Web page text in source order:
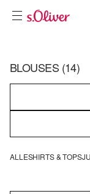
BLOUSES (14)
ALLESHIRTS & TOPS